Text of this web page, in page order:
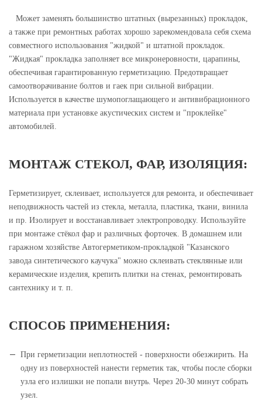
Может заменять большинство штатных (вырезанных) прокладок,
а также при ремонтных работах хорошо зарекомендовала себя схема
совместного использования "жидкой" и штатной прокладок.
"Жидкая" прокладка заполняет все микронеровности, царапины,
обеспечивая гарантированную герметизацию. Предотвращает
самоотворачивание болтов и гаек при сильной вибрации.
Используется в качестве шумопоглащающего и антивибрационного
материала при установке акустических систем и "проклейке"
автомобилей.
МОНТАЖ СТЕКОЛ, ФАР, ИЗОЛЯЦИЯ:
Герметизирует, склеивает, используется для ремонта, и обеспечивает
неподвижность частей из стекла, металла, пластика, ткани, винила
и пр. Изолирует и восстанавливает электропроводку. Используйте
при монтаже стёкол фар и различных форточек. В домашнем или
гаражном хозяйстве Автогерметиком-прокладкой "Казанского
завода синтетического каучука" можно склеивать стеклянные или
керамические изделия, крепить плитки на стенах, ремонтировать
сантехнику и т. п.
СПОСОБ ПРИМЕНЕНИЯ:
При герметизации неплотностей - поверхности обезжирить. На
одну из поверхностей нанести герметик так, чтобы после сборки
узла его излишки не попали внутрь. Через 20-30 минут собрать
узел.